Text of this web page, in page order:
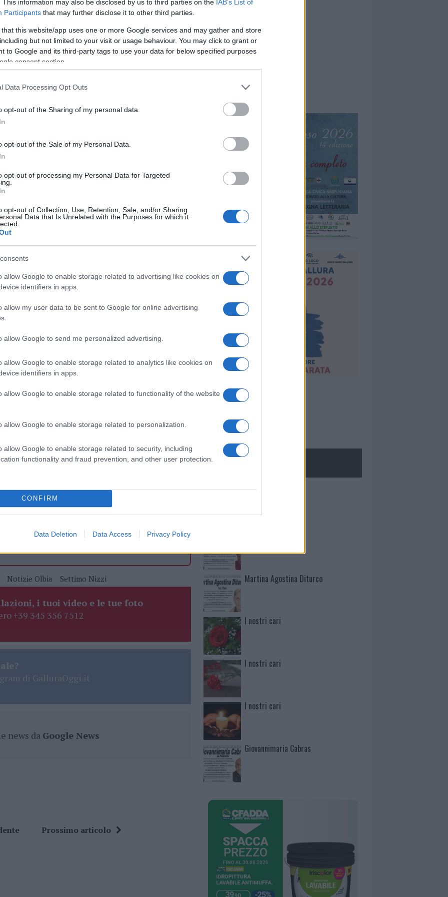
This information may also be disclosed by us to third parties on the IAB’s List of
Participants that may further disclose it to other third parties.
that this website/app uses one or more Google services and may gather and store
but not limited to your visit or usage behaviour. You may click to grant or
to Google and its third-party tags to use your data for below specified purposes
consent section.
Data Processing Opt Outs
opt-out of the Sharing of my personal data.
opt-out of the Sale of my Personal Data.
opt-out of processing my Personal Data for Targeted
opt-out of Collection, Use, Retention, Sale, and/or Sharing
Data that Is Unrelated with the Purposes for which it
allow Google to enable storage related to advertising like cookies on
identifiers in apps.
allow my user data to be sent to Google for online advertising
allow Google to send me personalized advertising.
allow Google to enable storage related to analytics like cookies on
identifiers in apps.
allow Google to enable storage related to functionality of the website
allow Google to enable storage related to personalization.
allow Google to enable storage related to security, including
functionality and fraud prevention, and other user protection.
CONFIRM
Data Deletion Data Access Privacy Policy
zia Domenica: la nuova centenaria
, alla quale ha preso parte il primo cittadino
momenti significativi della sua storia
che ha mantenuto per decenni con
come una persona dal carattere deciso e
familiare con grande energia.
numerosi spostamenti legati al lavoro del
di polizia che ha prestato servizio a Olbia.
fuori dalla Sardegna, in particolare a
a Olbia, seguendo i trasferimenti
per motivi turistici per molti anni, anche
a viaggiare fino acirca 85 anni,
e interesse per la scoperta di nuovi
donne e un uomo, con una delle figlie che è
della pandemia da Covid. Accanto a loro ci
che rappresentano oggi la
dei parenti che hanno voluto condividere
e alla lunga storia di vita della
nella sezione Login
dal menù del sito o
Notizie Olbia Settimo Nizzi
i tuoi video e le tue foto
+39 345 356 7512
di GalluraOggi.it
news da Google News
Prossimo articolo
Mario Malu
Martina Agostina Diturco
I nostri cari
I nostri cari
I nostri cari
Giovannimaria Cabras